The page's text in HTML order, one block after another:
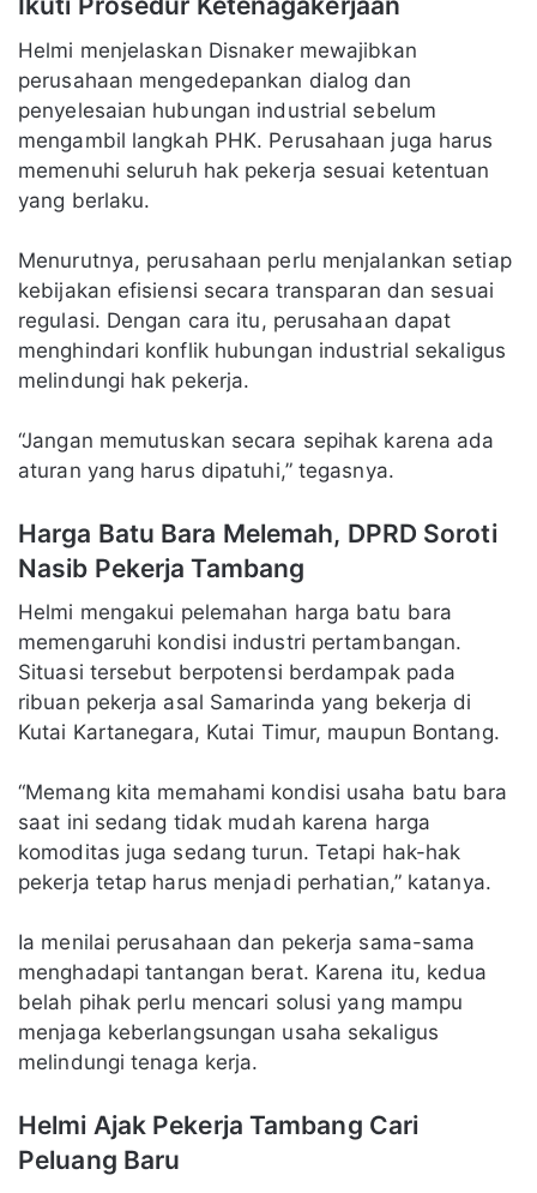
Helmi menjelaskan Disnaker mewajibkan
perusahaan mengedepankan dialog dan
penyelesaian hubungan industrial sebelum
mengambil langkah PHK. Perusahaan juga harus
memenuhi seluruh hak pekerja sesuai ketentuan
yang berlaku.
Menurutnya, perusahaan perlu menjalankan setiap
kebijakan efisiensi secara transparan dan sesuai
regulasi. Dengan cara itu, perusahaan dapat
menghindari konflik hubungan industrial sekaligus
melindungi hak pekerja.
“Jangan memutuskan secara sepihak karena ada
aturan yang harus dipatuhi,” tegasnya.
Harga Batu Bara Melemah, DPRD Soroti
Nasib Pekerja Tambang
Helmi mengakui pelemahan harga batu bara
memengaruhi kondisi industri pertambangan.
Situasi tersebut berpotensi berdampak pada
ribuan pekerja asal Samarinda yang bekerja di
Kutai Kartanegara, Kutai Timur, maupun Bontang.
“Memang kita memahami kondisi usaha batu bara
saat ini sedang tidak mudah karena harga
komoditas juga sedang turun. Tetapi hak-hak
pekerja tetap harus menjadi perhatian,” katanya.
Ia menilai perusahaan dan pekerja sama-sama
menghadapi tantangan berat. Karena itu, kedua
belah pihak perlu mencari solusi yang mampu
menjaga keberlangsungan usaha sekaligus
melindungi tenaga kerja.
Helmi Ajak Pekerja Tambang Cari
Peluang Baru